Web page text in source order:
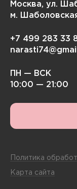
Москва, ул.
м.
+7 499 283 33
ПН — ВСК
10:00 — 21:00
Политика
Карта сайта